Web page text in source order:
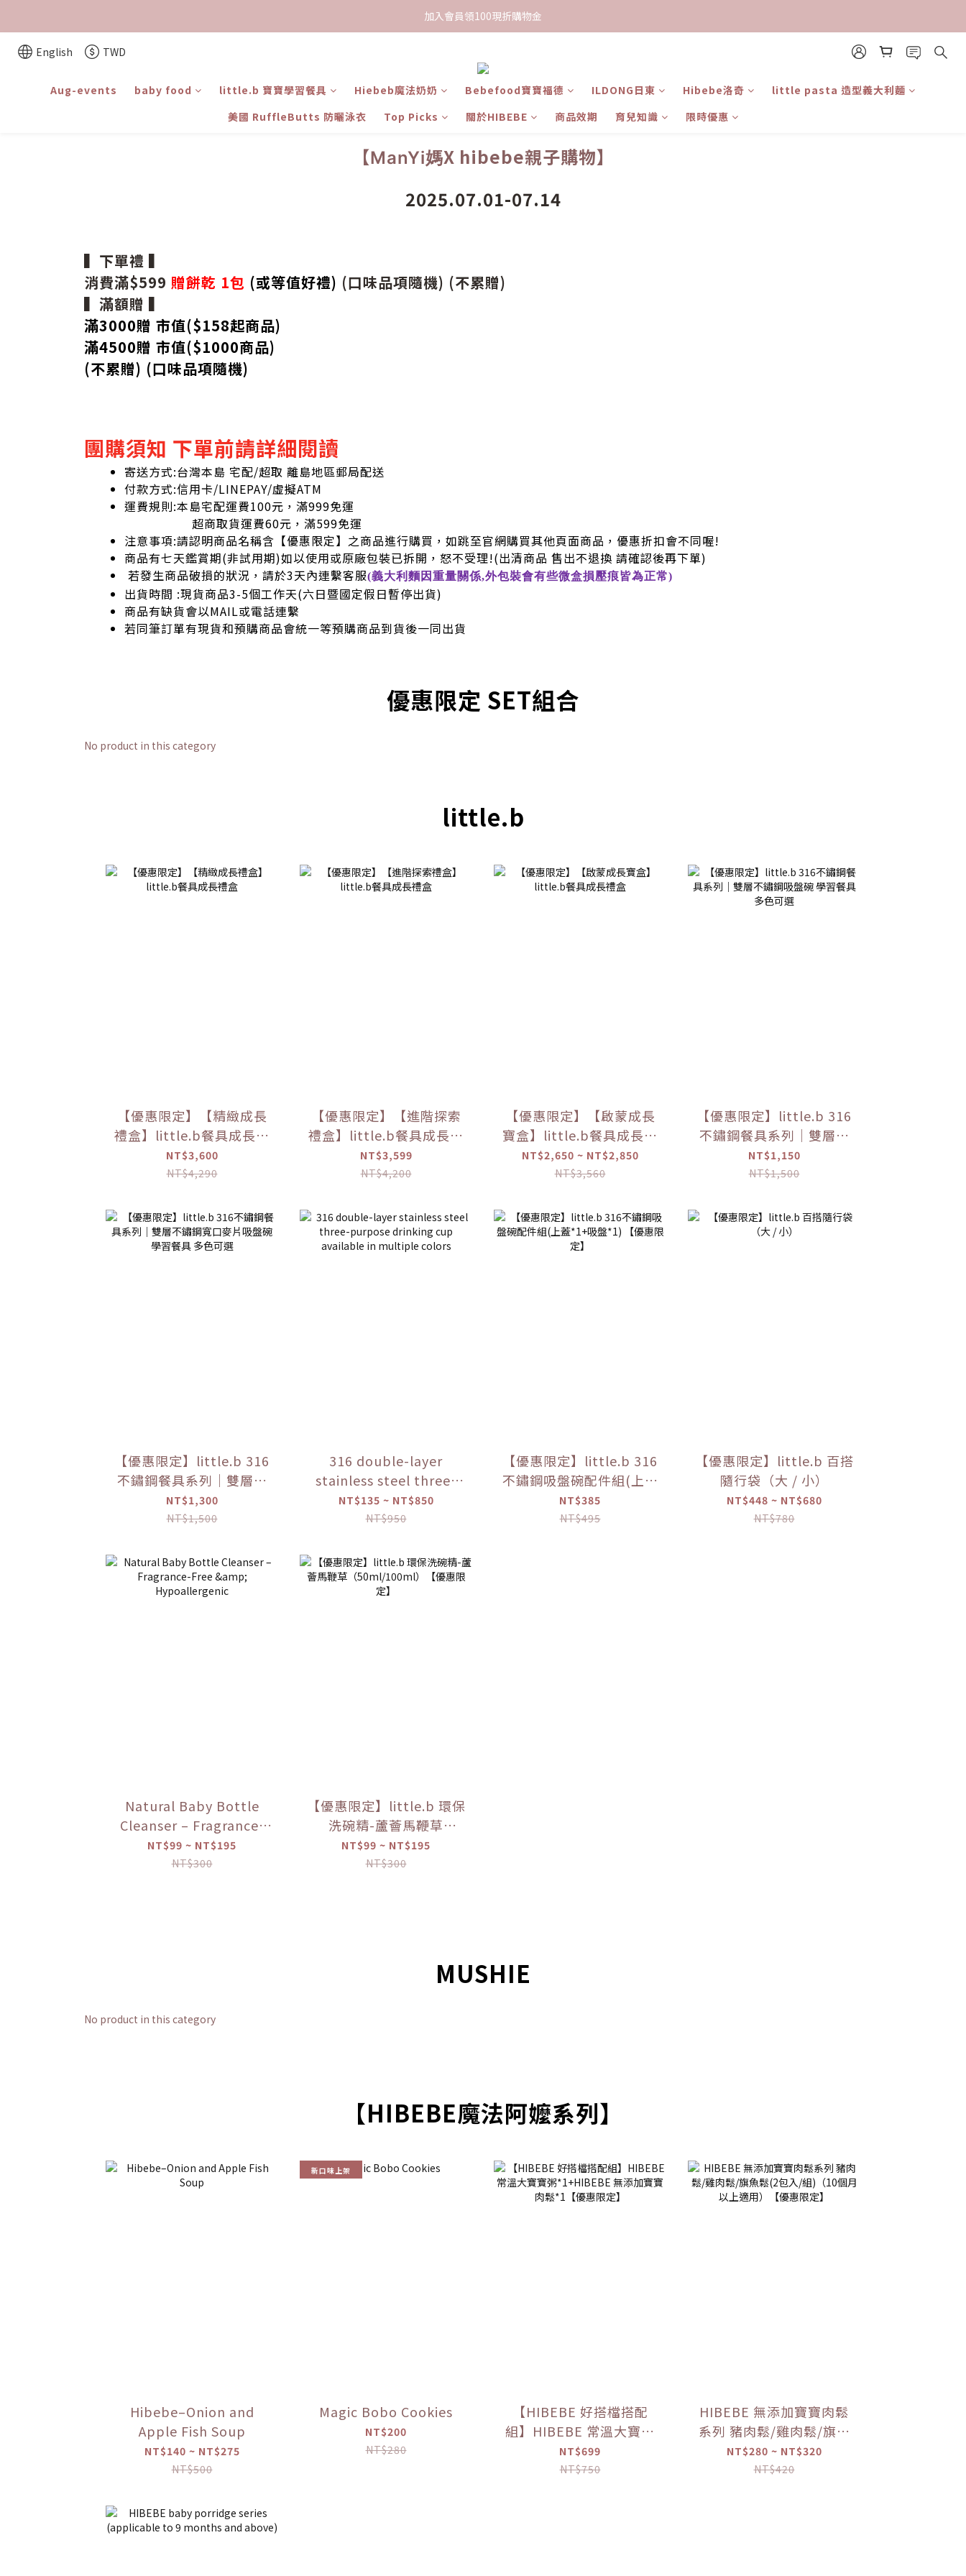
限時下單送餅乾乙包，滿$999免運
加入會員領100現折購物金
English TWD
Aug-events baby food little.b 寶寶學習餐具 Hiebeb魔法奶奶 Bebefood寶寶福德 ILDONG日東 Hibebe洛奇
little pasta 造型義大利麵
美國 RuffleButts 防曬泳衣
Top Picks 關於HIBEBE 商品效期 育兒知識 限時優惠
【ManYi媽X hibebe親子購物】
2025.07.01-07.14
▍下單禮 ▍
消費滿$599 贈餅乾 1包 (或等值好禮) (口味品項隨機) (不累贈)
▍滿額贈 ▍
滿3000贈 市值($158起商品)
滿4500贈 市值($1000商品)
(不累贈) (口味品項隨機)
團購須知 下單前請詳細閱讀
寄送方式:台灣本島 宅配/超取 離島地區郵局配送
付款方式:信用卡/LINEPAY/虛擬ATM
運費規則:本島宅配運費100元，滿999免運
超商取貨運費60元，滿599免運
注意事項:請認明商品名稱含【優惠限定】之商品進行購買，如跳至官網購買其他頁面商品，優惠折扣會不同喔!
商品有七天鑑賞期(非試用期)如以使用或原廠包裝已拆開，怒不受理!(出清商品 售出不退換 請確認後再下單)
若發生商品破損的狀況，請於3天內連繫客服(義大利麵因重量關係,外包裝會有些微盒損壓痕皆為正常)
出貨時間 :現貨商品3-5個工作天(六日暨國定假日暫停出貨)
商品有缺貨會以MAIL或電話連繫
若同筆訂單有現貨和預購商品會統一等預購商品到貨後一同出貨
優惠限定 SET組合
No product in this category
little.b
【優惠限定】【精緻成長
禮盒】little.b餐具成長禮
盒
NT$3,600
NT$4,290
【優惠限定】【進階探索
禮盒】little.b餐具成長禮
盒
NT$3,599
NT$4,200
【優惠限定】【啟蒙成長
寶盒】little.b餐具成長禮
盒
NT$2,650 ~ NT$2,850
NT$3,560
【優惠限定】little.b 316
不鏽鋼餐具系列｜雙層不
鏽鋼吸盤碗 學習餐具 多色
可選
NT$1,150
NT$1,500
【優惠限定】little.b 316
不鏽鋼餐具系列｜雙層不
鏽鋼寬口麥片吸盤碗 學習
餐具 多色可選
NT$1,300
NT$1,500
316 double-layer
stainless steel three-
purpose drinking cup
available in multiple
NT$135 ~ NT$850
NT$950
【優惠限定】little.b 316
不鏽鋼吸盤碗配件組(上蓋
*1+吸盤*1) 【優惠限定】
NT$385
NT$495
【優惠限定】little.b 百搭
隨行袋（大 / 小）
NT$448 ~ NT$680
NT$780
Natural Baby Bottle
Cleanser – Fragrance-
Free & Hypoallergenic
NT$99 ~ NT$195
NT$300
【優惠限定】little.b 環保
洗碗精-蘆薈馬鞭草
（50ml/100ml）【優惠
限定】
NT$99 ~ NT$195
NT$300
MUSHIE
No product in this category
【HIBEBE魔法阿嬤系列】
Hibebe–Onion and
Apple Fish Soup
NT$140 ~ NT$275
NT$500
新口味上架
Magic Bobo Cookies
NT$200
NT$280
【HIBEBE 好搭檔搭配
組】HIBEBE 常溫大寶寶
粥*1+HIBEBE 無添加寶寶
肉鬆*1【優惠限定】
NT$699
NT$750
HIBEBE 無添加寶寶肉鬆
系列 豬肉鬆/雞肉鬆/旗魚
鬆(2包入/組)（10個月以
上適用）【優惠限定】
NT$280 ~ NT$320
NT$420